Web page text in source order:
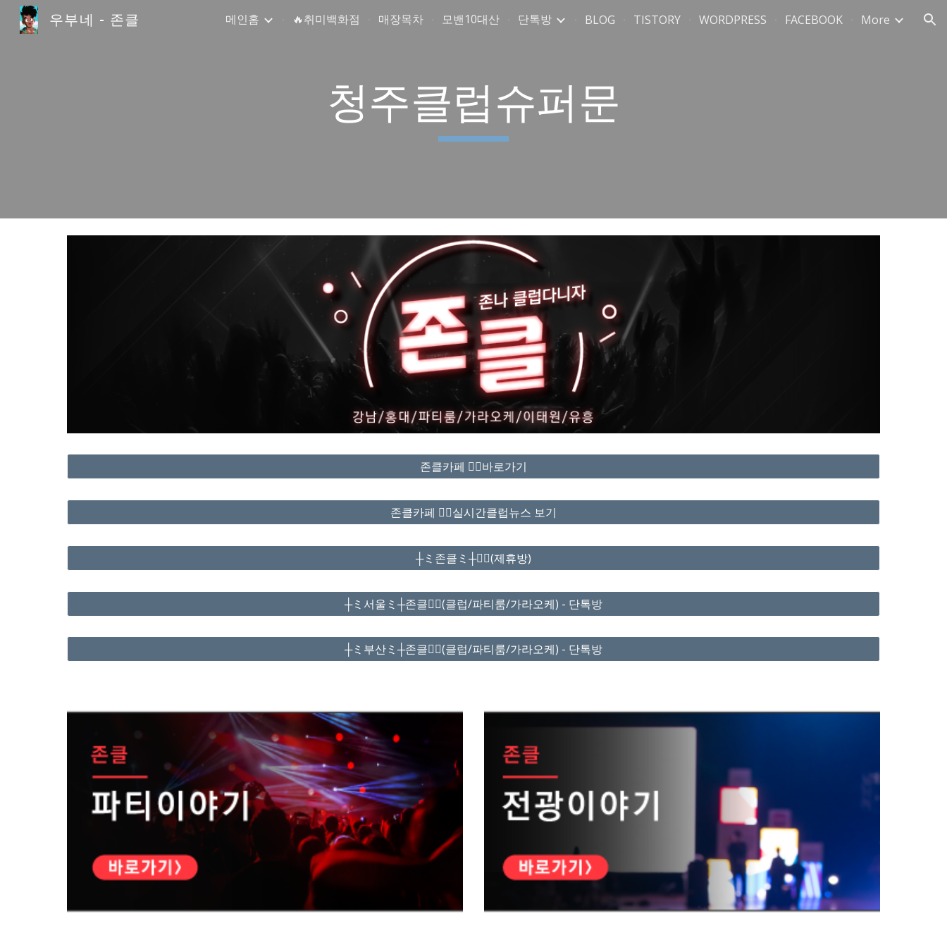
Skip to main content Skip to navigation
우부네 - 존클 메인홈 🔥취미백화점 매장목차 모밴10대산 단톡방 BLOG TISTORY WORDPRESS FACEBOOK More
청주클럽슈퍼문
존클카페 ❤️‍🔥바로가기
존클카페 ❤️‍🔥실시간클럽뉴스 보기
┼ミ존클ミ┼❤️‍🔥(제휴방)
┼ミ서울ミ┼존클❤️‍🔥(클럽/파티룸/가라오케) - 단톡방
┼ミ부산ミ┼존클❤️‍🔥(클럽/파티룸/가라오케) - 단톡방